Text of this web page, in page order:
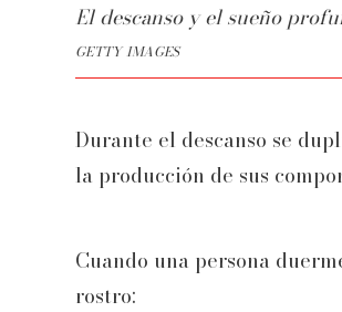
El descanso y el sueño
GETTY IMAGES
Durante el descanso se
la producción de sus
Cuando una persona
rostro: